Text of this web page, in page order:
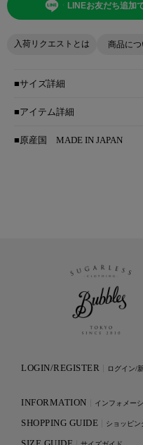
LINEお友だち追加
入荷リクエストとは 商品に
■サイズ詳細
■アイテム詳細
■原産国 MADE IN JAPAN
LOGIN/REGISTER ログイン/
INFORMATION インフォメー
SHOPPING GUIDE ショッピン